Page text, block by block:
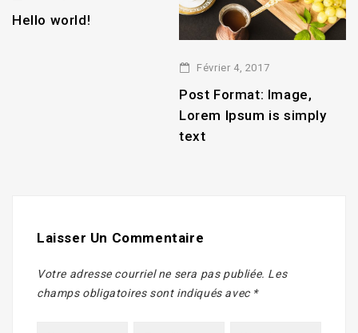
Hello world!
Février 4, 2017
Post Format: Image,
Lorem Ipsum is simply
text
Laisser Un Commentaire
Votre adresse courriel ne sera pas publiée. Les
champs obligatoires sont indiqués avec *